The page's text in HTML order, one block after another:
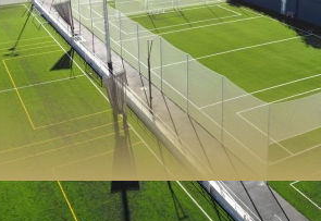
DE FUTBOL DE BARCELONA